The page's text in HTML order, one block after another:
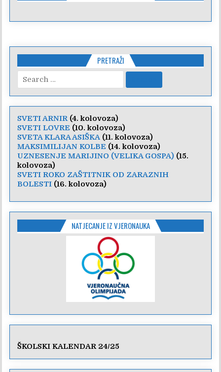
PRETRAŽI
Search
for:
SVETI ARNIR(4. kolovoza)
SVETI LOVRE (10. kolovoza)
SVETA KLARA ASIŠKA (11. kolovoza)
MAKSIMILIJAN KOLBE (14. kolovoza)
UZNESENJE MARIJINO (VELIKA GOSPA) (15.
kolovoza)
SVETI ROKO ZAŠTITNIK OD ZARAZNIH
BOLESTI (16. kolovoza)
NATJECANJE IZ VJERONAUKA
ŠKOLSKI KALENDAR 24/25